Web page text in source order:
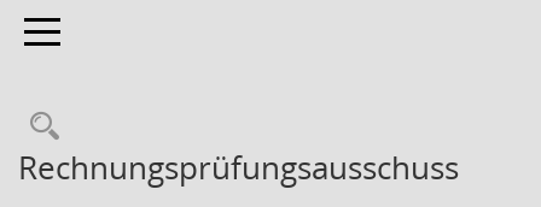
Toggle navigation
Rechercheauswahl
Rechnungsprüfungsausschuss